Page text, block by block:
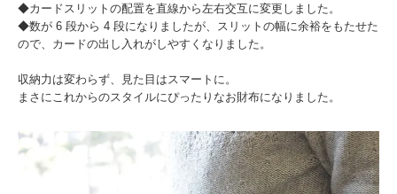
◆カードスリットの配置を直線から左右交互に変更しました。
◆数が 6 段から 4 段になりましたが、スリットの幅に余裕をもたせた
ので、カードの出し入れがしやすくなりました。
収納力は変わらず、見た目はスマートに。
まさにこれからのスタイルにぴったりなお財布になりました。